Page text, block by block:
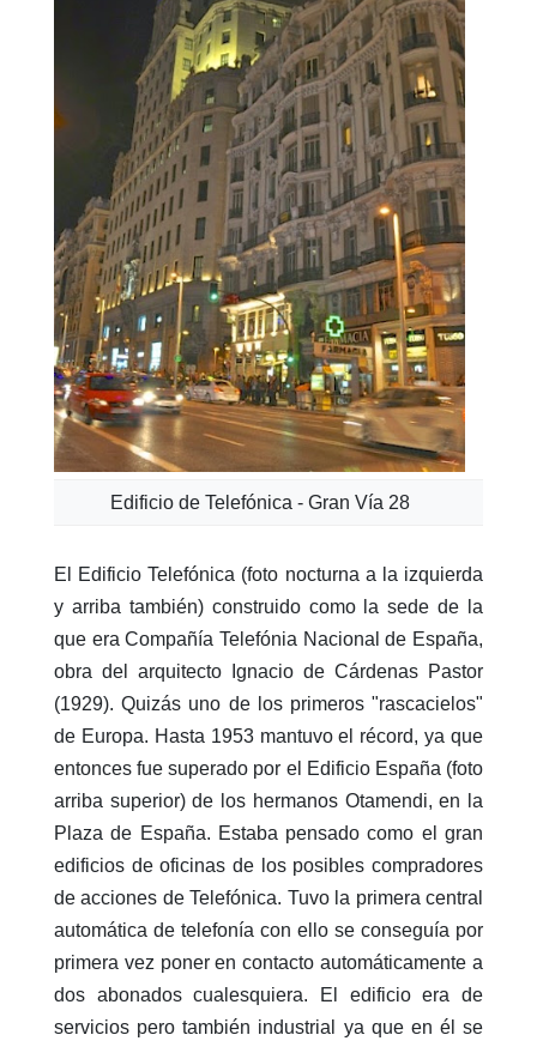
Edificio de Telefónica - Gran Vía 28
El Edificio Telefónica (foto nocturna a la izquierda
y arriba también) construido como la sede de la
que era Compañía Telefónia Nacional de España,
obra del arquitecto Ignacio de Cárdenas Pastor
(1929). Quizás uno de los primeros "rascacielos"
de Europa. Hasta 1953 mantuvo el récord, ya que
entonces fue superado por el Edificio España (foto
arriba superior) de los hermanos Otamendi, en la
Plaza de España. Estaba pensado como el gran
edificios de oficinas de los posibles compradores
de acciones de Telefónica. Tuvo la primera central
automática de telefonía con ello se conseguía por
primera vez poner en contacto automáticamente a
dos abonados cualesquiera. El edificio era de
servicios pero también industrial ya que en él se